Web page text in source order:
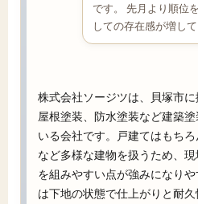
です。 先月より順位
しての存在感が増して
株式会社ソージツは、貝塚市
屋根塗装、防水塗装など建築
いる会社です。戸建てはもち
など多様な建物を扱うため、
を組みやすい点が強みになり
は下地の状態で仕上がりと耐